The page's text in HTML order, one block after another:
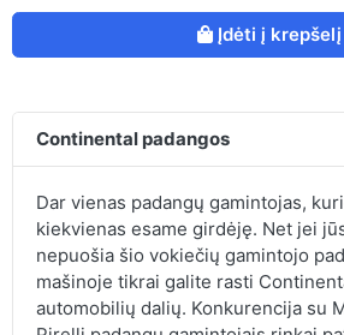
Įdėti į krepšelį
Continental padangos
Dar vienas padangų gamintojas,
kiekvienas esame girdėję. Net jei
nepuošia šio vokiečių gamintojo
mašinoje tikrai galite rasti
automobilių dalių. Konkurencija su